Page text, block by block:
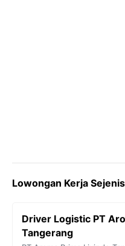
Lowongan Kerja Sejenis
Driver Logistic PT
Tangerang